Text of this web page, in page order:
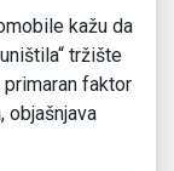
kažu da
tržište
faktor
objašnjava